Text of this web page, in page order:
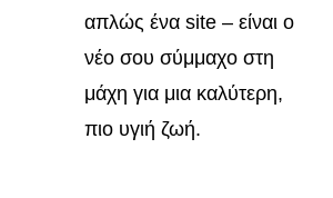
απλώς ένα site – είναι ο
νέο σου σύμμαχο στη
μάχη για μια καλύτερη,
πιο υγιή ζωή.